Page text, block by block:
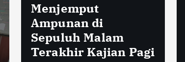
Menjemput Akhir
Ramadan dengan
Amal Terbaik Kajian